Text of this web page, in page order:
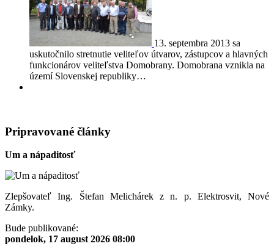
13. septembra 2013 sa
uskutočnilo stretnutie veliteľov útvarov, zástupcov a hlavných
funkcionárov veliteľstva Domobrany. Domobrana vznikla na
území Slovenskej republiky…
Pripravované články
Um a nápaditosť
Zlepšovateľ Ing. Štefan Melichárek z n. p. Elektrosvit, Nové
Zámky.
Bude publikované:
pondelok, 17 august 2026 08:00